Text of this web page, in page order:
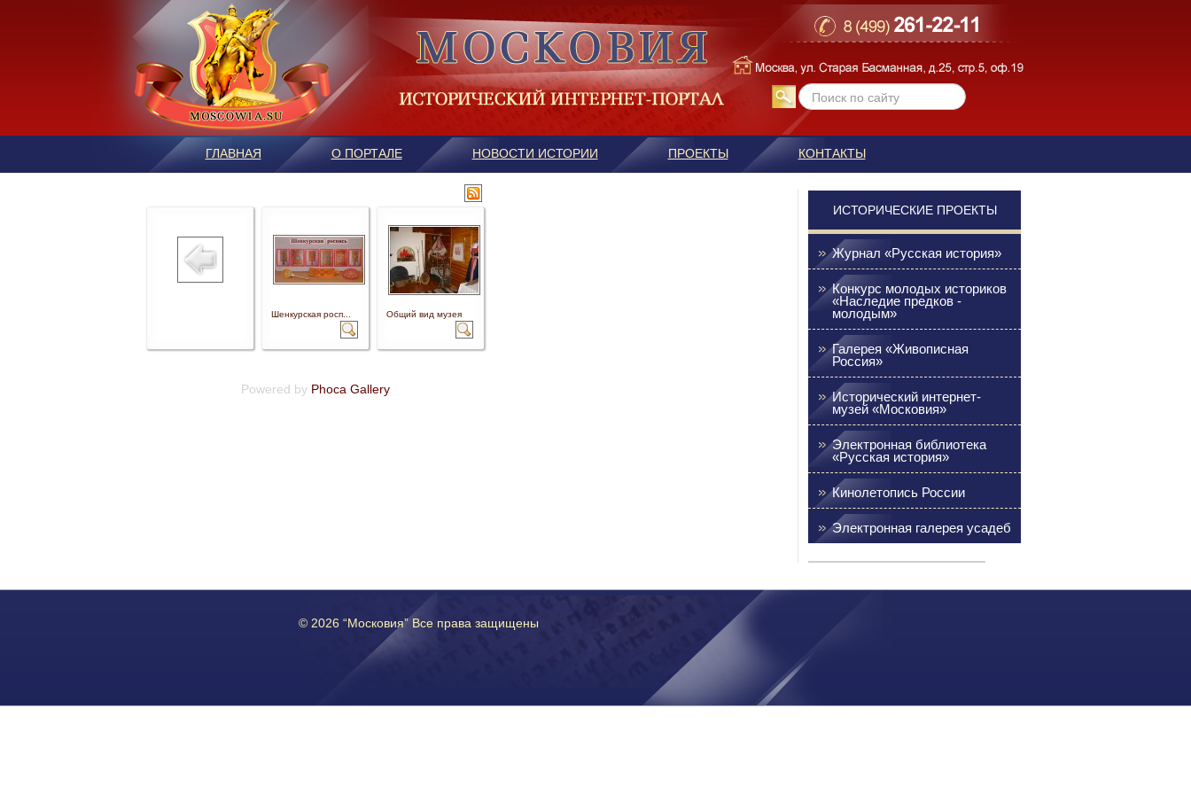
ГЛАВНАЯ О ПОРТАЛЕ НОВОСТИ ИСТОРИИ ПРОЕКТЫ КОНТАКТЫ
ИСТОРИЧЕСКИЕ ПРОЕКТЫ
Журнал «Русская история»
Конкурс молодых историков
«Наследие предков -
молодым»
Галерея «Живописная
Россия»
Исторический интернет-
музей «Московия»
Электронная библиотека
«Русская история»
Кинолетопись России
Электронная галерея усадеб
Шенкурская росп... Общий вид музея
Powered by Phoca Gallery
© 2026 “Московия” Все права защищены